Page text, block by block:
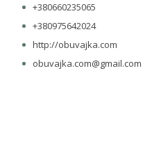
+380660235065
+380975642024
http://obuvajka.com
obuvajka.com@gmail.com